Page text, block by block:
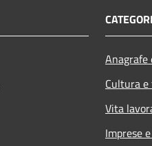
Cultura
Vita
Imprese